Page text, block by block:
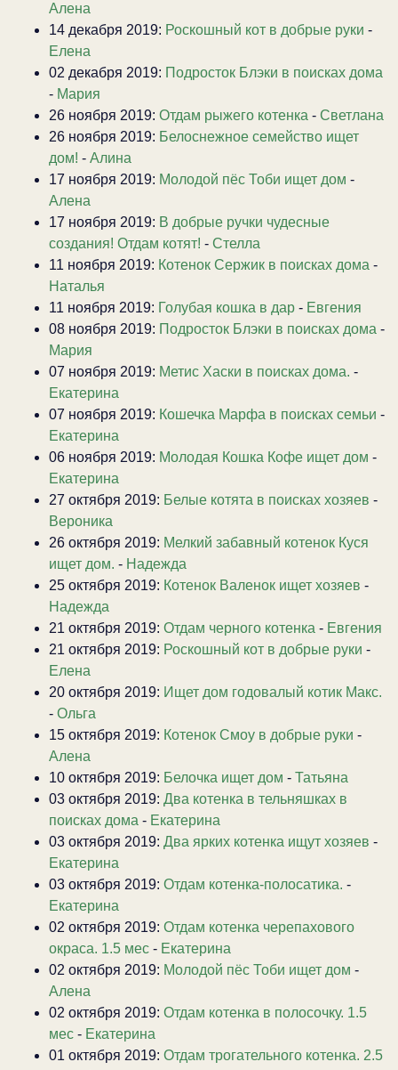
Алена
14 декабря 2019: Роскошный кот в добрые руки -
Елена
02 декабря 2019: Подросток Блэки в поисках дома
- Мария
26 ноября 2019: Отдам рыжего котенка - Светлана
26 ноября 2019: Белоснежное семейство ищет
дом! - Алина
17 ноября 2019: Молодой пёс Тоби ищет дом -
Алена
17 ноября 2019: В добрые ручки чудесные
создания! Отдам котят! - Стелла
11 ноября 2019: Котенок Сержик в поисках дома -
Наталья
11 ноября 2019: Голубая кошка в дар - Евгения
08 ноября 2019: Подросток Блэки в поисках дома -
Мария
07 ноября 2019: Метис Хаски в поисках дома. -
Екатерина
07 ноября 2019: Кошечка Марфа в поисках семьи -
Екатерина
06 ноября 2019: Молодая Кошка Кофе ищет дом -
Екатерина
27 октября 2019: Белые котята в поисках хозяев -
Вероника
26 октября 2019: Мелкий забавный котенок Куся
ищет дом. - Надежда
25 октября 2019: Котенок Валенок ищет хозяев -
Надежда
21 октября 2019: Отдам черного котенка - Евгения
21 октября 2019: Роскошный кот в добрые руки -
Елена
20 октября 2019: Ищет дом годовалый котик Макс.
- Ольга
15 октября 2019: Котенок Смоу в добрые руки -
Алена
10 октября 2019: Белочка ищет дом - Татьяна
03 октября 2019: Два котенка в тельняшках в
поисках дома - Екатерина
03 октября 2019: Два ярких котенка ищут хозяев -
Екатерина
03 октября 2019: Отдам котенка-полосатика. -
Екатерина
02 октября 2019: Отдам котенка черепахового
окраса. 1.5 мес - Екатерина
02 октября 2019: Молодой пёс Тоби ищет дом -
Алена
02 октября 2019: Отдам котенка в полосочку. 1.5
мес - Екатерина
01 октября 2019: Отдам трогательного котенка. 2.5